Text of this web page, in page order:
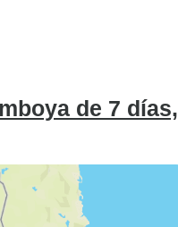
de 7 días,